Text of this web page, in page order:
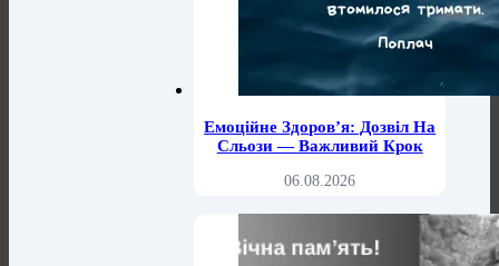
Емоційне Здоров’я: Дозвіл На
Сльози — Важливий Крок
06.08.2026